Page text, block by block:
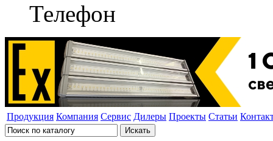
Телефон
Продукция Компания Сервис Дилеры Проекты Статьи